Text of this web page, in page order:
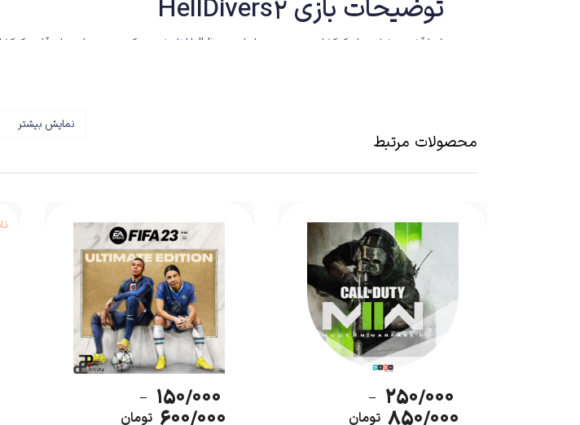
توضیحات بازی HellDivers2
نمایش بیشتر
محصولات مرتبط
۲۵۰/۰۰۰ –
۸۵۰/۰۰۰ تومان
۱۵۰/۰۰۰ –
۶۰۰/۰۰۰ تومان